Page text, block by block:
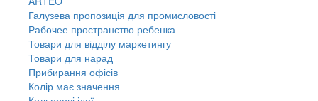
Галузева пропозиція для промисловості
Рабочее пространство ребенка
Товари для відділу маркетингу
Товари для нарад
Прибирання офісів
Колір має значення